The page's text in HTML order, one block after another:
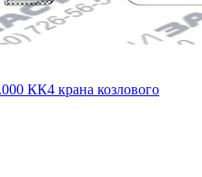
КК4 крана козлового